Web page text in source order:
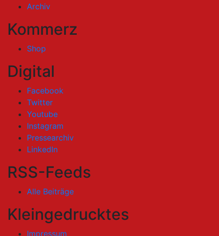
Archiv
Kommerz
Shop
Digital
Facebook
Twitter
Youtube
Instagram
Pressearchiv
LinkedIn
RSS-Feeds
Alle Beiträge
Kleingedrucktes
Impressum